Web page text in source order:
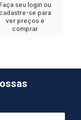
Faça seu login ou
cadastre-se para
ver preços e
comprar